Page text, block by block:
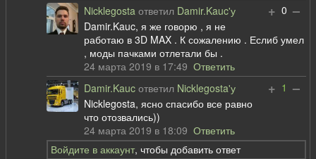
+ 0 –
Nicklegosta ответил Damir.Kauc'у
Damir.Kauc, я же говорю , я не
работаю в 3D MAX . К сожалению . Еслиб умел
, моды пачками отлетали бы .
24 марта 2019 в 17:49Ответить
+ 1 –
Damir.Kauc ответил Nicklegosta'у
Nicklegosta, ясно спасибо все равно
что отозвались))
24 марта 2019 в 18:09Ответить
Войдите в аккаунт, чтобы добавить ответ